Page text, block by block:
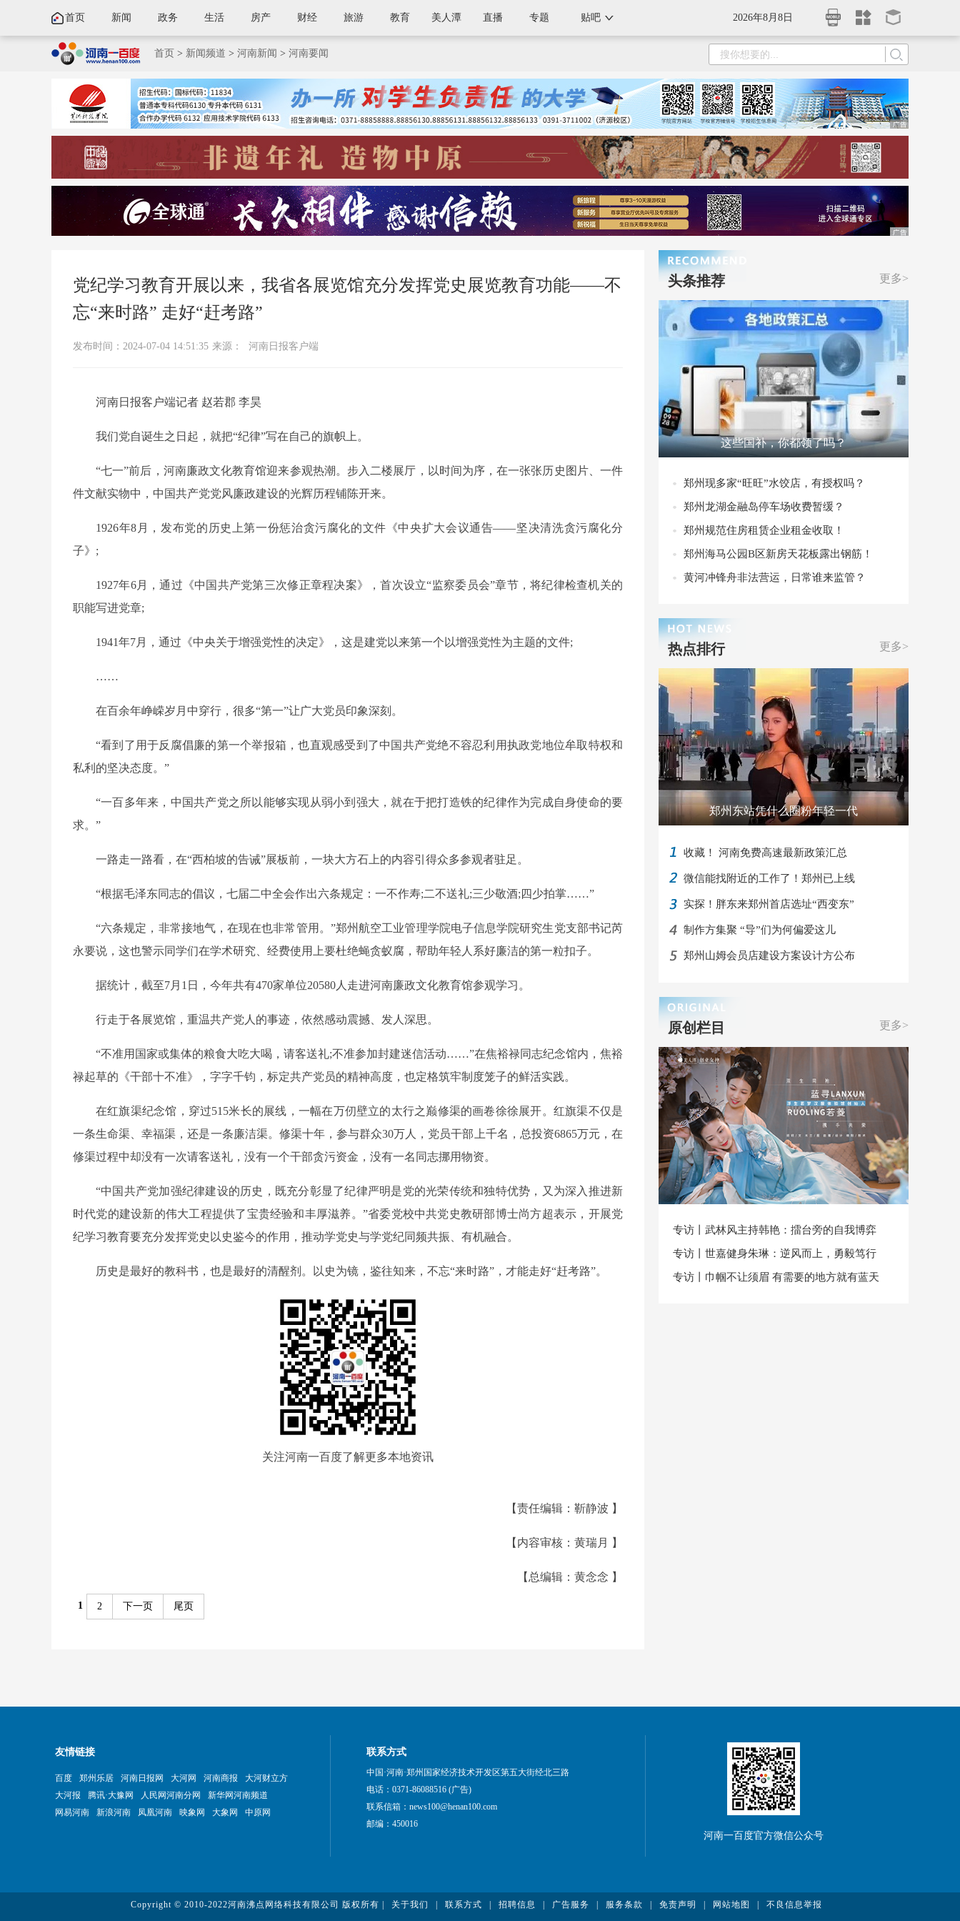
2026年8月8日
首页 新闻 政务 生活 房产 财经 旅游 教育 美人潭 直播 专题 贴吧
首页 > 新闻频道 > 河南新闻 > 河南要闻
党纪学习教育开展以来，我省各展览馆充分发挥党史展览教育功能——不
忘“来时路” 走好“赶考路”
发布时间：2024-07-04 14:51:35 来源： 河南日报客户端
河南日报客户端记者 赵若郡 李昊
我们党自诞生之日起，就把“纪律”写在自己的旗帜上。
“七一”前后，河南廉政文化教育馆迎来参观热潮。步入二楼展厅，以时间为序，在一张张历史图片、一件
件文献实物中，中国共产党党风廉政建设的光辉历程铺陈开来。
1926年8月，发布党的历史上第一份惩治贪污腐化的文件《中央扩大会议通告——坚决清洗贪污腐化分
子》;
1927年6月，通过《中国共产党第三次修正章程决案》，首次设立“监察委员会”章节，将纪律检查机关的
职能写进党章;
1941年7月，通过《中央关于增强党性的决定》，这是建党以来第一个以增强党性为主题的文件;
……
在百余年峥嵘岁月中穿行，很多“第一”让广大党员印象深刻。
“看到了用于反腐倡廉的第一个举报箱，也直观感受到了中国共产党绝不容忍利用执政党地位牟取特权和
私利的坚决态度。”
“一百多年来，中国共产党之所以能够实现从弱小到强大，就在于把打造铁的纪律作为完成自身使命的要
求。”
一路走一路看，在“西柏坡的告诫”展板前，一块大方石上的内容引得众多参观者驻足。
“根据毛泽东同志的倡议，七届二中全会作出六条规定：一不作寿;二不送礼;三少敬酒;四少拍掌……”
“六条规定，非常接地气，在现在也非常管用。”郑州航空工业管理学院电子信息学院研究生党支部书记芮
永要说，这也警示同学们在学术研究、经费使用上要杜绝蝇贪蚁腐，帮助年轻人系好廉洁的第一粒扣子。
据统计，截至7月1日，今年共有470家单位20580人走进河南廉政文化教育馆参观学习。
行走于各展览馆，重温共产党人的事迹，依然感动震撼、发人深思。
“不准用国家或集体的粮食大吃大喝，请客送礼;不准参加封建迷信活动……”在焦裕禄同志纪念馆内，焦裕
禄起草的《干部十不准》，字字千钧，标定共产党员的精神高度，也定格筑牢制度笼子的鲜活实践。
在红旗渠纪念馆，穿过515米长的展线，一幅在万仞壁立的太行之巅修渠的画卷徐徐展开。红旗渠不仅是
一条生命渠、幸福渠，还是一条廉洁渠。修渠十年，参与群众30万人，党员干部上千名，总投资6865万元，在
修渠过程中却没有一次请客送礼，没有一个干部贪污资金，没有一名同志挪用物资。
“中国共产党加强纪律建设的历史，既充分彰显了纪律严明是党的光荣传统和独特优势，又为深入推进新
时代党的建设新的伟大工程提供了宝贵经验和丰厚滋养。”省委党校中共党史教研部博士尚方超表示，开展党
纪学习教育要充分发挥党史以史鉴今的作用，推动学党史与学党纪同频共振、有机融合。
历史是最好的教科书，也是最好的清醒剂。以史为镜，鉴往知来，不忘“来时路”，才能走好“赶考路”。
关注河南一百度了解更多本地资讯
【责任编辑：靳静波 】
【内容审核：黄瑞月 】
【总编辑：黄念念 】
1 2 下一页 尾页
更多>
头条推荐
这些国补，你都领了吗？
郑州现多家“旺旺”水饺店，有授权吗？
郑州龙湖金融岛停车场收费暂缓？
郑州规范住房租赁企业租金收取！
郑州海马公园B区新房天花板露出钢筋！
黄河冲锋舟非法营运，日常谁来监管？
更多>
热点排行
郑州东站凭什么圈粉年轻一代
收藏！ 河南免费高速最新政策汇总
微信能找附近的工作了！郑州已上线
实探！胖东来郑州首店选址“西变东”
制作方集聚 “导”们为何偏爱这儿
郑州山姆会员店建设方案设计方公布
更多>
原创栏目
专访丨武林风主持韩艳：擂台旁的自我博弈
专访丨世嘉健身朱琳：逆风而上，勇毅笃行
专访丨巾帼不让须眉 有需要的地方就有蓝天
友情链接
百度 郑州乐居 河南日报网 大河网 河南商报
大河财立方
大河报
腾讯·大豫网 人民网河南分网
新华网河南频道
网易河南
新浪河南 凤凰河南 映象网 大象网 中原网
联系方式
中国·河南·郑州国家经济技术开发区第五大街经北三路
电话：0371-86088516 (广告)
联系信箱：news100@henan100.com
邮编：450016
河南一百度官方微信公众号
Copyright © 2010-2022河南沸点网络科技有限公司 版权所有 | 关于我们 | 联系方式 | 招聘信息 | 广告服务 | 服务条款 | 免责声明 | 网站地图 | 不良信息举报